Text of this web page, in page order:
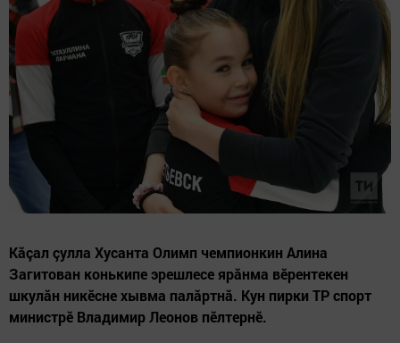
Кăçал çулла Хусанта Олимп чемпионкин Алина
Загитован конькипе эрешлесе ярăнма вĕрентекен
шкулăн никĕсне хывма палӑртнă. Кун пирки ТР спорт
министрӗ Владимир Леонов пӗлтернĕ.